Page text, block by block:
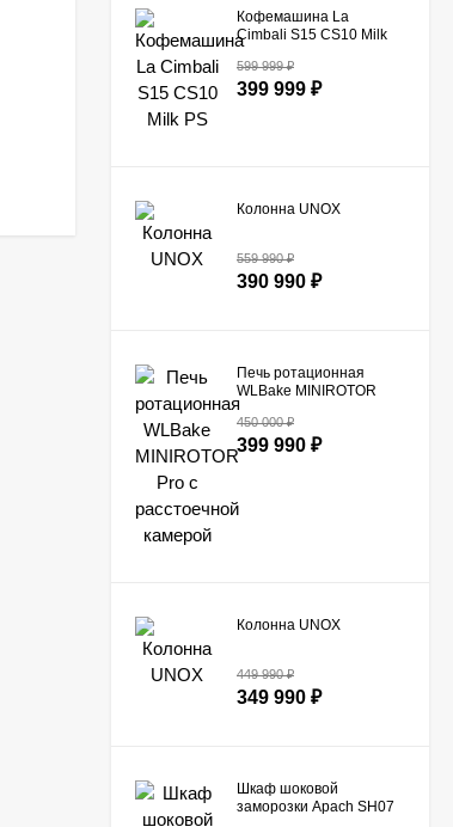
Кофемашина La
Cimbali S15 CS10 Milk
599 999₽
399 999 ₽
Колонна UNOX
559 990₽
390 990 ₽
Печь ротационная
WLBake MINIROTOR
Pro с расстоечной
камерой
450 000₽
399 990 ₽
Колонна UNOX
449 990₽
349 990 ₽
Шкаф шоковой
заморозки Apach SH07